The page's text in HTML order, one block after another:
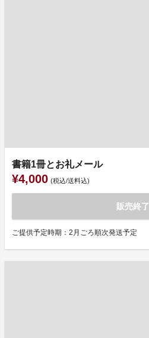
書籍1冊とお礼メール
¥4,000 (税込/送料込)
販売終了
ご提供予定時期：2月ごろ順次発送予定